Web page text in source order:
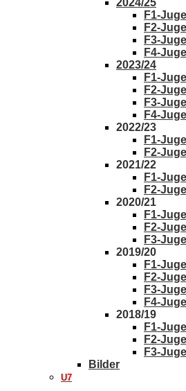
2024/25
F1-
F2-
F3-
F4-
2023/24
F1-
F2-
F3-
F4-
2022/23
F1-
F2-
2021/22
F1-
F2-
2020/21
F1-
F2-
F3-
2019/20
F1-
F2-
F3-
F4-
2018/19
F1-
F2-
F3-
Bilder
U7